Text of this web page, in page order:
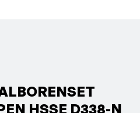
HSSE D338-N